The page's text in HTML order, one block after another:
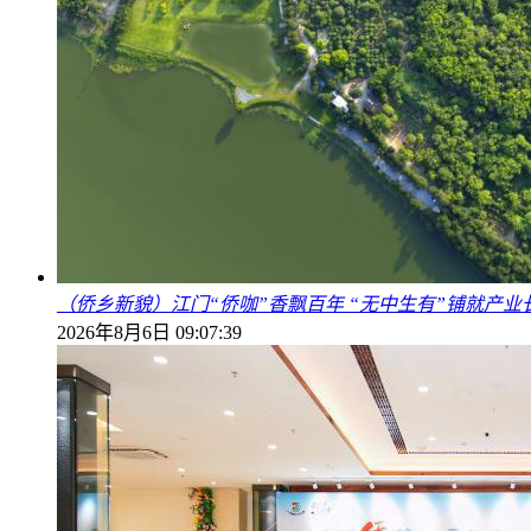
（侨乡新貌）江门“侨咖”香飘百年 “无中生有”铺就产业
2026年8月6日 09:07:39